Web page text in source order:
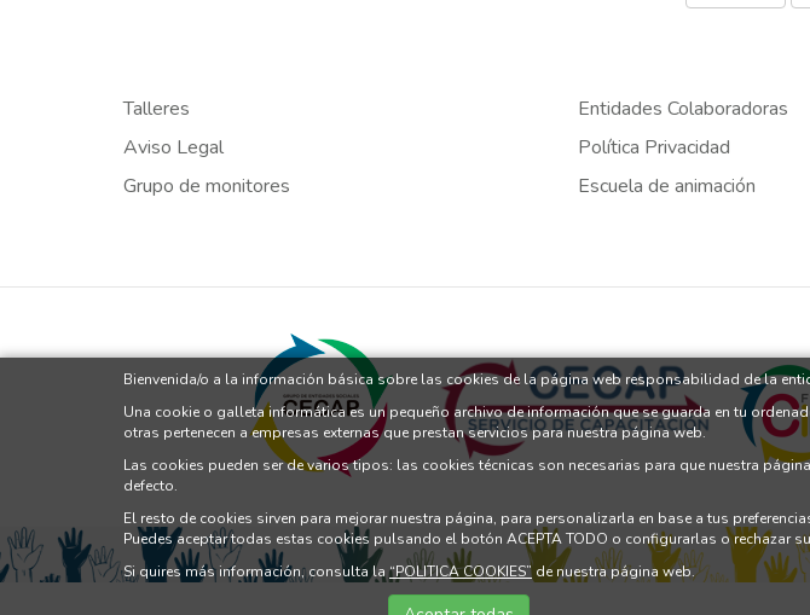
Talleres Entidades Colaboradoras
Aviso Legal
Política Privacidad
Grupo de monitores
Escuela de animación
Bienvenida/o a la información básica sobre las cookies de la página web responsabilidad de la
Una cookie o galleta informática es un pequeño archivo de información que se guarda en tu
otras pertenecen a empresas externas que prestan servicios para nuestra página web.
Las cookies pueden ser de varios tipos: las cookies técnicas son necesarias para que nuestra
defecto.
El resto de cookies sirven para mejorar nuestra página, para personalizarla en base a tus
Puedes aceptar todas estas cookies pulsando el botón ACEPTA TODO o configurarlas o rechazar
Si quires más información, consulta la “POLITICA COOKIES” de nuestra página web.